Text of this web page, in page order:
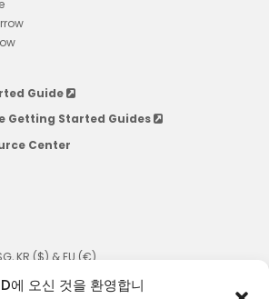
에 오신 것을 환영합니
Guide
Getting Started Guides
Center
KR ($) & EU (€)